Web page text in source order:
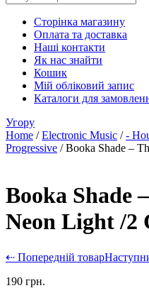
Сторінка магазину
Оплата та доставка
Наші контакти
Як нас знайти
Кошик
Мій обліковий запис
Каталоги для
Угору
Home /Electronic Music /-
Progressive / Booka Shade –
Booka Shade
Neon Light /2
⇠ Попередній товар
190 грн.